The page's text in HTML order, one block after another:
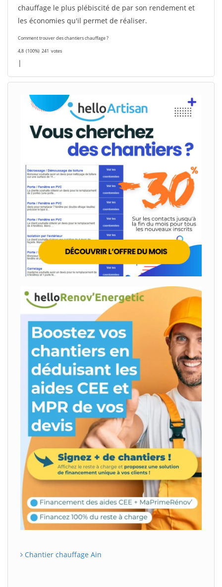
chauffage le plus plébiscité de par son rendement et
les économies qu'il permet de réaliser.
Comment trouver des chantiers chauffage ?
4,8 (100%) 241 votes
|
Chantier chauffage Ain